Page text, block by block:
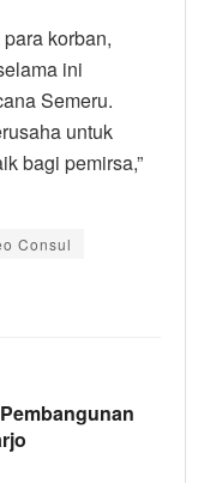
korban,
ini
Semeru.
untuk
bagi pemirsa,”
Consul